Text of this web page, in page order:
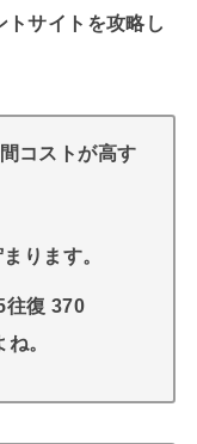
トサイトを攻略し
コストが高す
ります。
往復 370
。